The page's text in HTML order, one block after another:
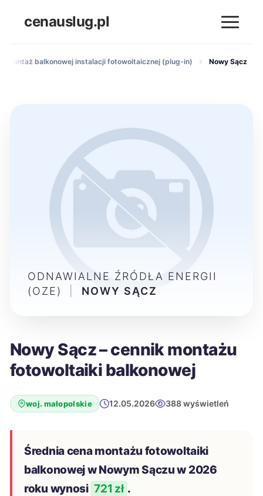
cenauslug.pl
Montaż balkonowej instalacji fotowoltaicznej (plug-in) Nowy Sącz
Nowy Sącz – cennik montażu
fotowoltaiki balkonowej
woj. małopolskie 12.05.2026 388 wyświetleń
Średnia cena montażu fotowoltaiki
balkonowej w Nowym Sączu w 2026
roku wynosi 721 zł .
ODNAWIALNE ŹRÓDŁA ENERGII
(OZE)
NOWY SĄCZ